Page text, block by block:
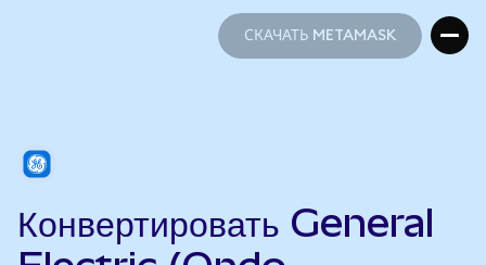
СКАЧАТЬ METAMASK
Конвертировать General